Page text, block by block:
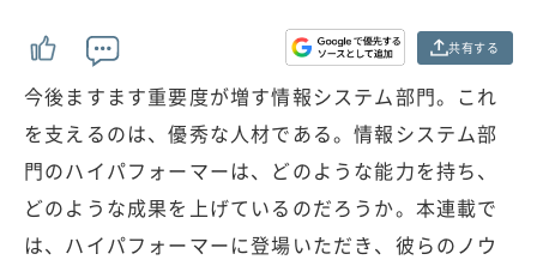
共有する
今後ますます重要度が増す情報システム部門。これ
を支えるのは、優秀な人材である。情報システム部
門のハイパフォーマーは、どのような能力を持ち、
どのような成果を上げているのだろうか。本連載で
は、ハイパフォーマーに登場いただき、彼らのノウ